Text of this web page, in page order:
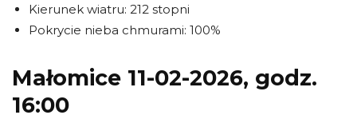
Kierunek wiatru: 212 stopni
Pokrycie nieba chmurami: 100%
Małomice 11-02-2026, godz.
16:00